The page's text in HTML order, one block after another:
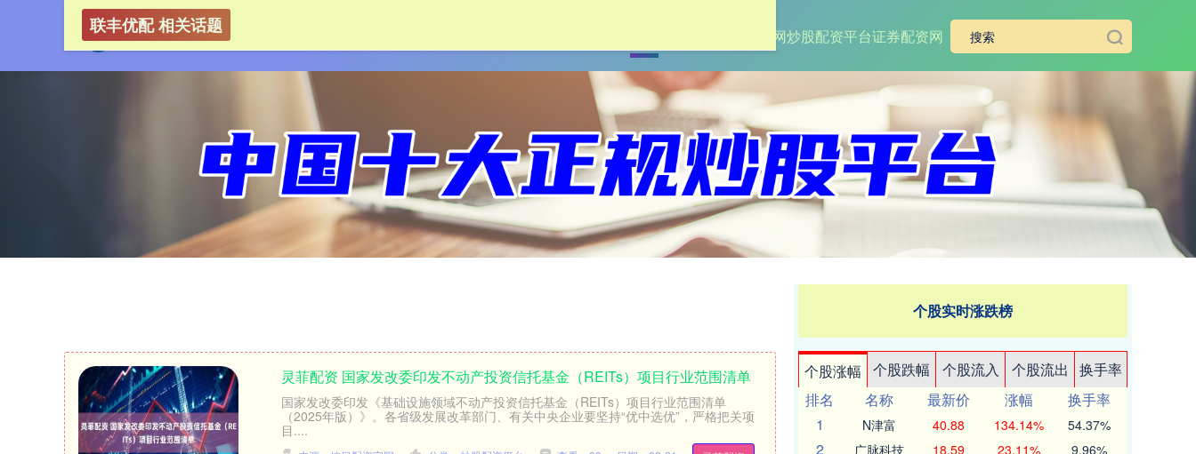
炒股配资网炒股配资平台证券配资网
联丰优配 相关话题
灵菲配资 国家发改委印发不动产投资信托基金（REITs）项目行业范围清单
国家发改委印发《基础设施领域不动产投资信托基金（REITs）项目行业范围清单
（2025年版）》。各省级发展改革部门、有关中央企业要坚持“优中选优”，严格把关项
目....
个股实时涨跌榜
个股涨幅 个股跌幅 个股流入 个股流出
换手率
排名
名称 最新价 涨幅
换手率
1
N津富 40.88 134.14% 54.37%
2 广脉科技 18.59 23.11% 9.96%